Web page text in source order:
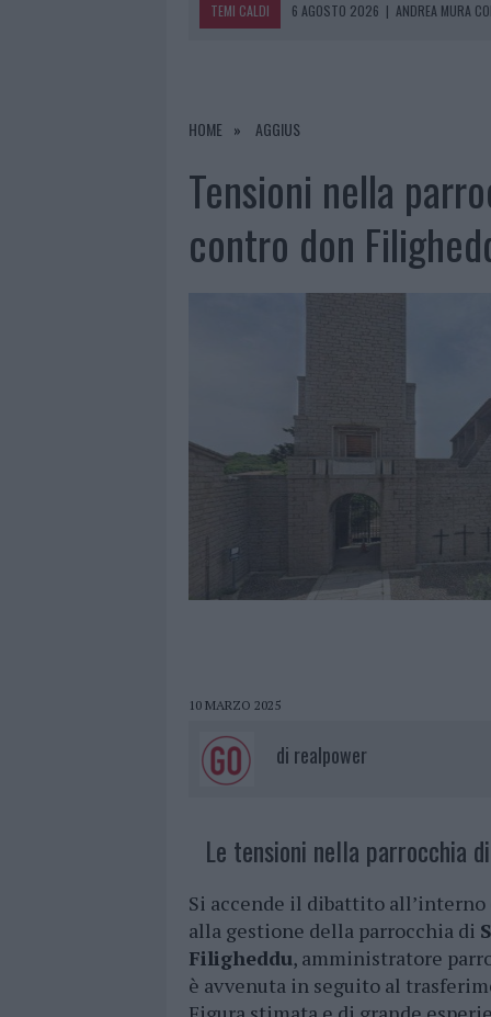
TEMI CALDI 6 AGOSTO 2026 | ANDREA MURA
7 AGOSTO 2026
6 AGOSTO 2026
INCENDI, A SAN PASQUALE
HOME AGGIUS
Tensioni nella
contro don
10 MARZO 2025
di realpower
Le tensioni nella parrocchia
Si accende il dibattito
alla gestione della parrocchia di
Filigheddu, amministratore
è avvenuta in seguito al